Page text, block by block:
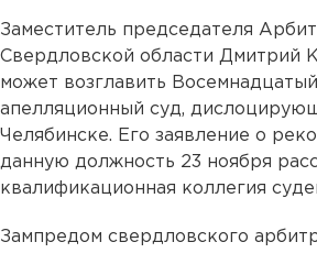
Заместитель председателя
Свердловской области Дмитрий
может возглавить
апелляционный суд,
Челябинске. Его заявление о
данную должность 23 ноября
квалификационная коллегия
Зампредом свердловского